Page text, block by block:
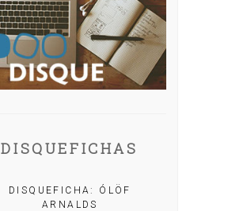
DISQUEFICHAS
DISQUEFICHA: ÓLÖF
ARNALDS